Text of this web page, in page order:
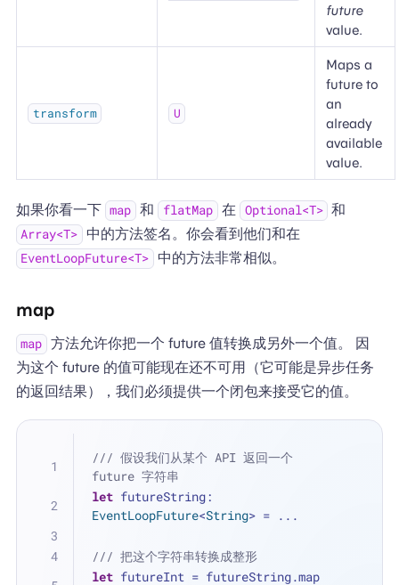
future
value.
transform U
Maps a
future to
an
already
available
value.
如果你看一下 map 和 flatMap 在 Optional<T> 和
Array<T> 中的方法签名。你会看到他们和在
EventLoopFuture<T> 中的方法非常相似。
map
map 方法允许你把一个 future 值转换成另外一个值。 因
为这个 future 的值可能现在还不可用（它可能是异步任务
的返回结果），我们必须提供一个闭包来接受它的值。
/// 假设我们从某个 API 返回一个
future 字符串
let
EventLoopFuture<String> = ...
/// 把这个字符串转换成整形
let futureInt = futureString.map